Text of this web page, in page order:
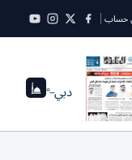
حساب
دبي--°